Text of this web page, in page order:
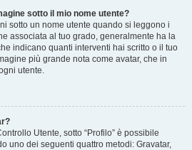
sotto il mio nome utente?
sotto un nome utente quando si leggono i
associata al tuo grado, generalmente ha la
indicano quanti interventi hai scritto o il tuo
più grande nota come avatar, che in
utente.
Utente, sotto “Profilo” è possibile
uno dei seguenti quattro metodi: Gravatar,